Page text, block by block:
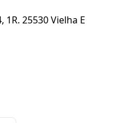
1R. 25530 Vielha E